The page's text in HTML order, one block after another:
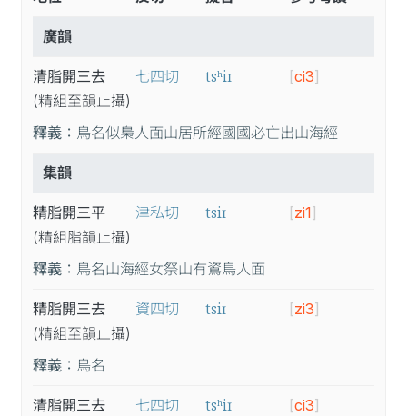
廣韻
清脂開三去
(精組至韻止攝)
七四切 tsʰiɪ [ci3]
釋義： 鳥名似梟人面山居所經國國必亡出山海經
集韻
精脂開三平
(精組脂韻止攝)
津私切 tsiɪ [zi1]
釋義： 鳥名山海經女祭山有䳐鳥人面
精脂開三去
(精組至韻止攝)
資四切 tsiɪ [zi3]
釋義： 鳥名
清脂開三去
七四切 tsʰiɪ [ci3]